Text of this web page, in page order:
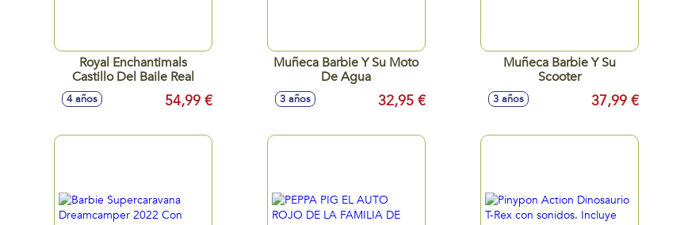
Royal Enchantimals
Castillo Del Baile Real
4 años 54,99 €
Muñeca Barbie Y Su Moto
De Agua
3 años 32,95 €
Muñeca Barbie Y Su
Scooter
3 años 37,99 €